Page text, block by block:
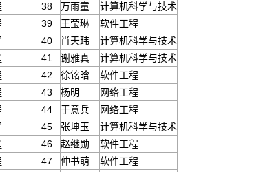
38 万雨童
计算机科学与技术
39 王莹琳
软件工程
40 肖天玮
计算机科学与技术
41 谢雅真
计算机科学与技术
42 徐铭晗
软件工程
43 杨明
网络工程
44 于意兵
网络工程
45 张坤玉
计算机科学与技术
46 赵继勋
软件工程
47 仲书萌
软件工程